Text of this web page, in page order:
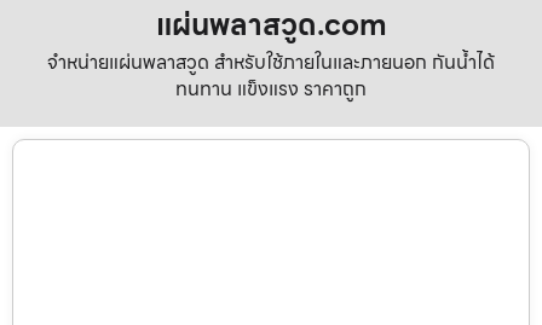
แผ่นพลาสวูด.com
จำหน่ายแผ่นพลาสวูด สำหรับใช้ภายในและภายนอก กันน้ำได้
ทนทาน แข็งแรง ราคาถูก